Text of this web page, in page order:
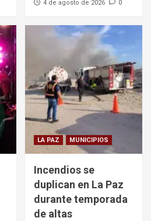
4 de agosto de 2026 0
LA PAZ MUNICIPIOS
Incendios se
duplican en La Paz
durante temporada
de altas